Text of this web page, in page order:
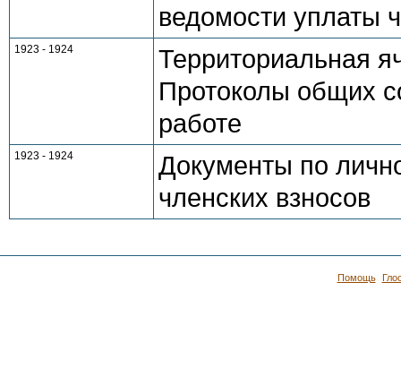
ведомости уплаты
1923 - 1924
Территориальная
Протоколы общих
работе
1923 - 1924
Документы по
членских взносов
Помощь